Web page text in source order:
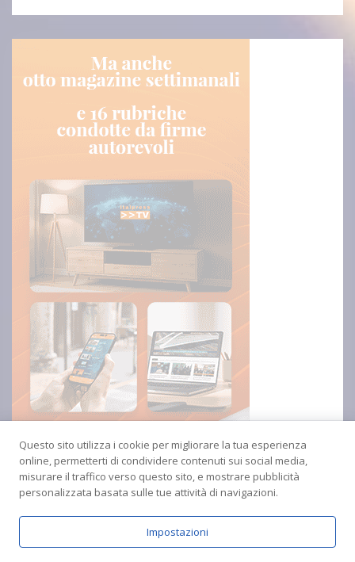
Questo sito utilizza i cookie per migliorare la tua esperienza
online, permetterti di condividere contenuti sui social media,
misurare il traffico verso questo sito, e mostrare pubblicità
personalizzata basata sulle tue attività di navigazioni.
Impostazioni